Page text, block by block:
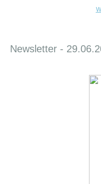
Newsletter -